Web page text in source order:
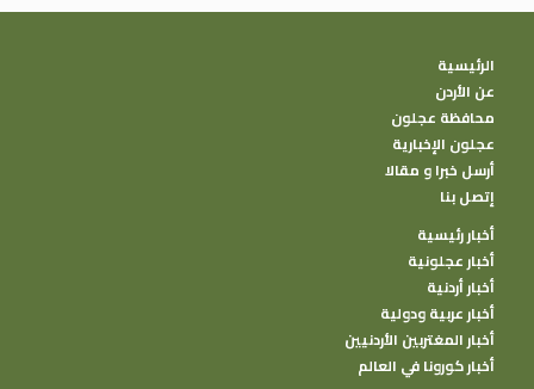
الرئيسية
عن الأردن
محافظة عجلون
عجلون الإخبارية
أرسل خبرا و مقالا
إتصل بنا
أخبار رئيسية
أخبار عجلونية
أخبار أردنية
أخبار عربية ودولية
أخبار المغتربين الأردنيين
أخبار كورونا في العالم